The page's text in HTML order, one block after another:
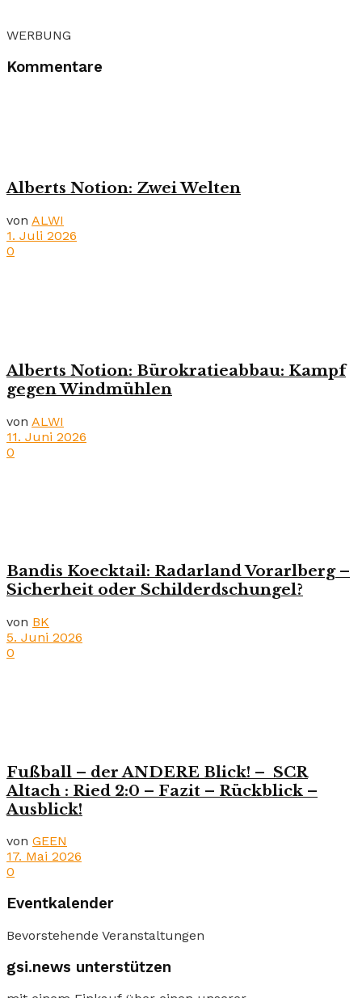
WERBUNG
Kommentare
Alberts Notion: Zwei Welten
von ALWI
1. Juli 2026
0
Alberts Notion: Bürokratieabbau: Kampf
gegen Windmühlen
von ALWI
11. Juni 2026
0
Bandis Koecktail: Radarland Vorarlberg –
Sicherheit oder Schilderdschungel?
von BK
5. Juni 2026
0
Fußball – der ANDERE Blick! – SCR
Altach : Ried 2:0 – Fazit – Rückblick –
Ausblick!
von GEEN
17. Mai 2026
0
Eventkalender
Bevorstehende Veranstaltungen
gsi.news unterstützen